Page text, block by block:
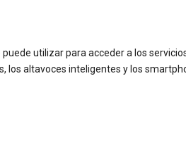
utilizar para acceder a los
los altavoces inteligentes y los